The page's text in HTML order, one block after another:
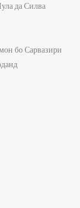
да Силва
бо Сарвазири